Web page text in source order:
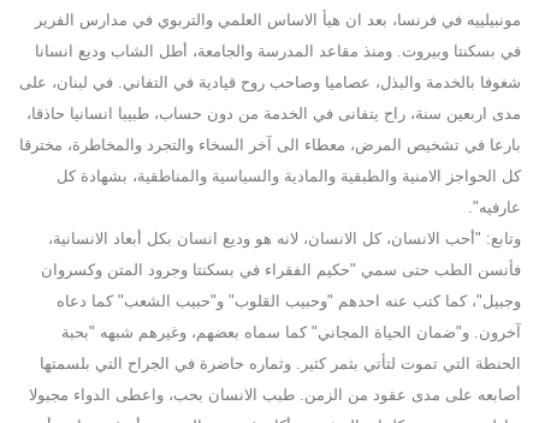
مونبيلييه في فرنسا، بعد ان هيأ الاساس العلمي والتربوي في مدارس الفرير
في بسكنتا وبيروت. ومنذ مقاعد المدرسة والجامعة، أطل الشاب وديع انسانا
شغوفا بالخدمة والبذل، عصاميا وصاحب روح قيادية في التفاني. في لبنان، على
مدى اربعين سنة، راح يتفانى في الخدمة من دون حساب، طبيبا انسانيا حاذقا،
بارعا في تشخيص المرض، معطاء الى آخر السخاء والتجرد والمخاطرة، مخترقا
كل الحواجز الامنية والطبقية والمادية والسياسية والمناطقية، بشهادة كل
عارفيه".
وتابع: "أحب الانسان، كل الانسان، لانه هو وديع انسان بكل أبعاد الانسانية،
فأنسن الطب حتى سمي "حكيم الفقراء في بسكنتا وجرود المتن وكسروان
وجبيل"، كما كتب عنه احدهم "وحبيب القلوب" و"حبيب الشعب" كما دعاه
آخرون. و"ضمان الحياة المجاني" كما سماه بعضهم، وغيرهم شبهه "بحبة
الحنطة التي تموت لتأتي بثمر كثير. وثماره حاضرة في الجراح التي بلسمتها
أصابعه على مدى عقود من الزمن. طبب الانسان بحب، واعطى الدواء مجبولا